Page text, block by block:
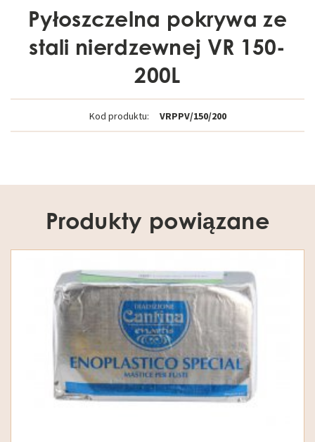
Pyłoszczelna pokrywa ze
stali nierdzewnej VR 150-
200L
Kod produktu: VRPPV/150/200
Produkty powiązane